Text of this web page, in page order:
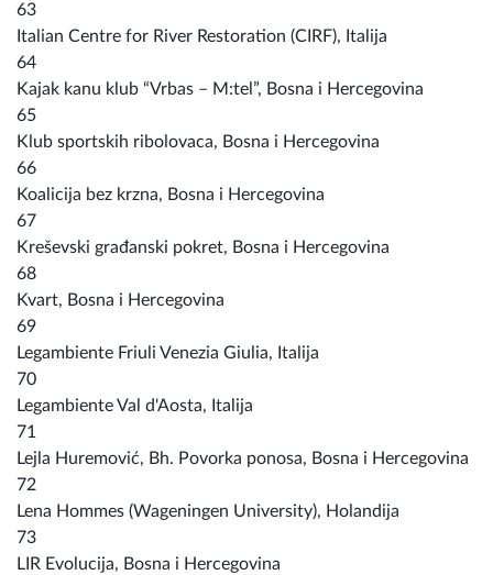
63
Italian Centre for River Restoration (CIRF), Italija
64
Kajak kanu klub “Vrbas – M:tel”, Bosna i Hercegovina
65
Klub sportskih ribolovaca, Bosna i Hercegovina
66
Koalicija bez krzna, Bosna i Hercegovina
67
Kreševski građanski pokret, Bosna i Hercegovina
68
Kvart, Bosna i Hercegovina
69
Legambiente Friuli Venezia Giulia, Italija
70
Legambiente Val d'Aosta, Italija
71
Lejla Huremović, Bh. Povorka ponosa, Bosna i Hercegovina
72
Lena Hommes (Wageningen University), Holandija
73
LIR Evolucija, Bosna i Hercegovina